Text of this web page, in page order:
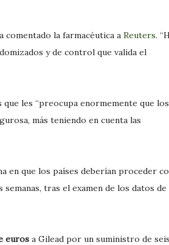
comentado la farmacéutica a Reuters.
y de control que valida el
les “preocupa enormemente que los
más teniendo en cuenta las
en que los países deberían proceder
tras el examen de los datos de
euros a Gilead por un suministro de seis